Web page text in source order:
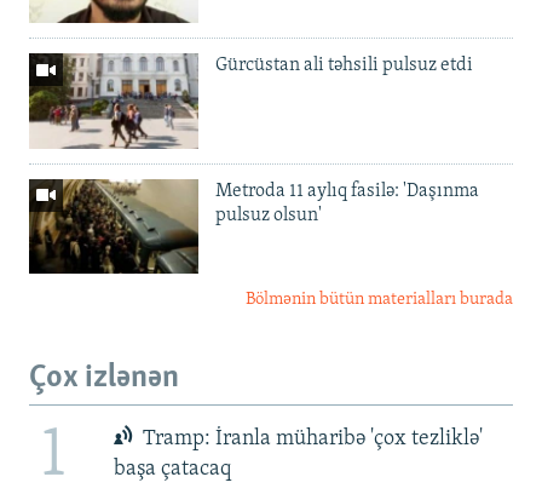
Gürcüstan ali təhsili pulsuz etdi
Metroda 11 aylıq fasilə: 'Daşınma
pulsuz olsun'
Bölmənin bütün materialları burada
Çox izlənən
1
Tramp: İranla müharibə 'çox tezliklə'
başa çatacaq